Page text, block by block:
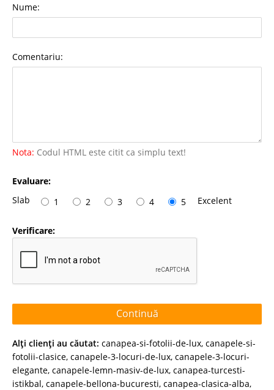
Nume:
Comentariu:
Nota: Codul HTML este citit ca simplu text!
Evaluare:
Slab
1 2 3 4 5 Excelent
Verificare:
Continuă
Alţi clienţi au căutat: canapea-si-fotolii-de-lux, canapele-si-
fotolii-clasice, canapele-3-locuri-de-lux, canapele-3-locuri-
elegante, canapele-lemn-masiv-de-lux, canapea-turcesti-
istikbal, canapele-bellona-bucuresti, canapea-clasica-alba,